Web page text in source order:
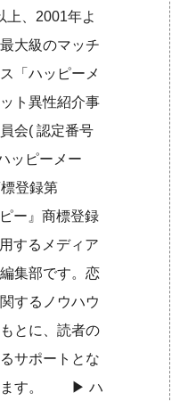
上、2001年よ
大級のマッチ
「ハッピーメ
ト異性紹介事
会( 認定番号
ッピーメー
登録第
ー』商標登録
するメディア
集部です。恋
するノウハウ
とに、読者の
サポートとな
います。 ▶︎ハ